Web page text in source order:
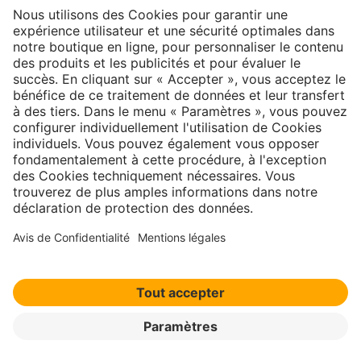
Newsletter
S'inscrire →
À propos
Contact|Mentions légales|Politique de